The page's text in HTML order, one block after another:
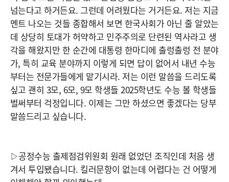
넘는다고 하거든요. 그런데 어려웠다는 거거든요. 저는 지금
멘트 나오는 것들 종합해서 보면 한국사회가 아닌 줄 알았는
데 상당히 토대가 허약하고 민주주의로 단련된 역사라고 생
각을 해왔지만 한 순간에 대통령 한마디에 출렁출렁 전 분야
가, 특히 교육 분야까지 이렇게 되면 답이 없어서 내년 수능
부터는 전문가들에게 맡기시라. 저는 이런 말씀을 드리도록
싶고 괜히 3모, 6모, 9모 학생들 2025학년도 수능 볼 학생들
벌써부터 걱정입니다. 이제는 그만 하셨으면 좋겠다는 당부
말씀드리고 싶습니다.
▷공정수능 출제점검위원회 원래 없었던 조직인데 처음 생
겨서 투입됐습니다. 킬러문항이 없는데 어렵다는 건 어떻게